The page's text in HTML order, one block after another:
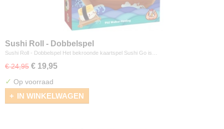
Sushi Roll - Dobbelspel
Sushi Roll - Dobbelspel Het bekroonde kaartspel Sushi Go is…
€ 24,95 € 19,95
✓ Op voorraad
IN WINKELWAGEN